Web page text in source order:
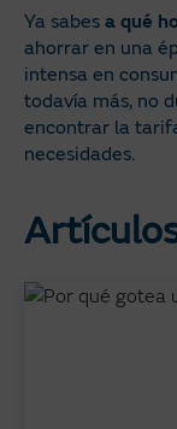
Ya sabes a qué
ahorrar en una
intensa en
todavía más, no
encontrar la
necesidades.